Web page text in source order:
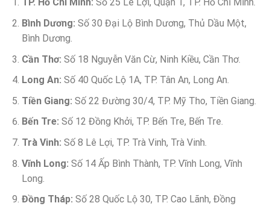
TP. Hồ Chí Minh: Số 25 Lê Lợi, Quận 1, TP. Hồ Chí Minh.
Bình Dương: Số 30 Đại Lộ Bình Dương, Thủ Dầu Một,
Bình Dương.
Cần Thơ: Số 18 Nguyễn Văn Cừ, Ninh Kiều, Cần Thơ.
Long An: Số 40 Quốc Lộ 1A, TP. Tân An, Long An.
Tiền Giang: Số 22 Đường 30/4, TP. Mỹ Tho, Tiền Giang.
Bến Tre: Số 12 Đồng Khởi, TP. Bến Tre, Bến Tre.
Trà Vinh: Số 8 Lê Lợi, TP. Trà Vinh, Trà Vinh.
Vĩnh Long: Số 14 Ấp Bình Thành, TP. Vĩnh Long, Vĩnh
Long.
Đồng Tháp: Số 28 Quốc Lộ 30, TP. Cao Lãnh, Đồng